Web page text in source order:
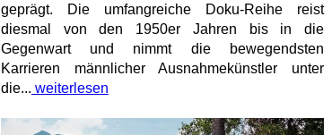
geprägt. Die umfangreiche Doku-Reihe reist
diesmal von den 1950er Jahren bis in die
Gegenwart und nimmt die bewegendsten
Karrieren männlicher Ausnahmekünstler unter
die... weiterlesen